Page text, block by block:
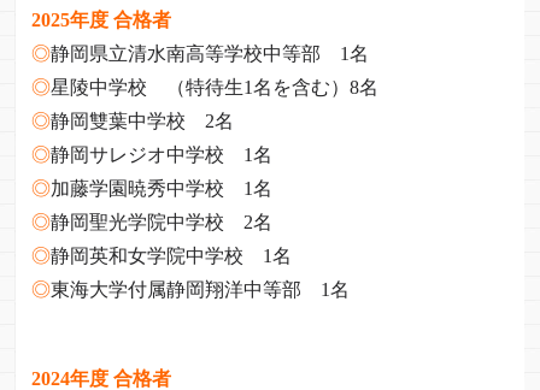
2025年度 合格者
◎静岡県立清水南高等学校中等部 1名
◎星陵中学校 （特待生1名を含む）8名
◎静岡雙葉中学校 2名
◎静岡サレジオ中学校 1名
◎加藤学園暁秀中学校 1名
◎静岡聖光学院中学校 2名
◎静岡英和女学院中学校 1名
◎東海大学付属静岡翔洋中等部 1名
2024年度 合格者